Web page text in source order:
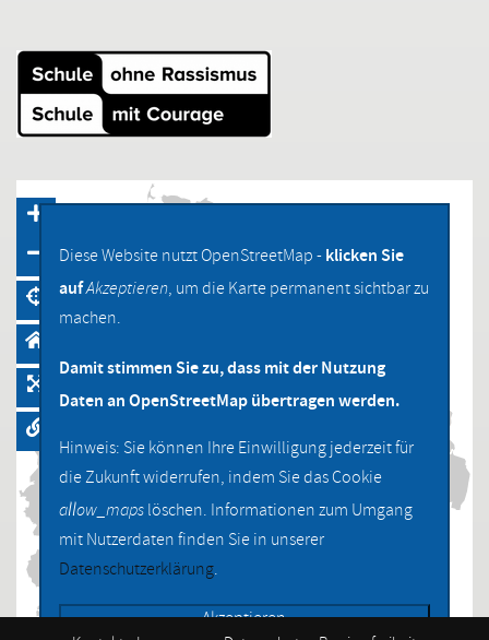
Diese Website nutzt OpenStreetMap -klicken Sie
aufAkzeptieren, um die Karte permanent sichtbar zu
machen.
Damit stimmen Sie zu, dass mit der Nutzung
Daten an OpenStreetMap übertragen werden.
Hinweis: Sie können Ihre Einwilligung jederzeit für
die Zukunft widerrufen, indem Sie das Cookie
allow_mapslöschen. Informationen zum Umgang
mit Nutzerdaten finden Sie in unserer
Datenschutzerklärung.
Akzeptieren
Navigation